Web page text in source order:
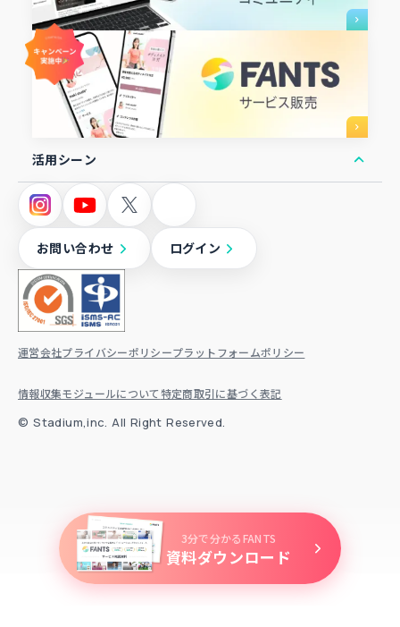
3分で分かるFANTS
資料ダウンロード
活用シーン
オンラインコミュニティ
オンラインサロン
オンラインスクール
ファンクラブ
お問い合わせ ログイン
運営会社プライバシーポリシープラットフォームポリシー
情報収集モジュールについて特定商取引に基づく表記
© ⁨Stadium,inc. All Right Reserved.